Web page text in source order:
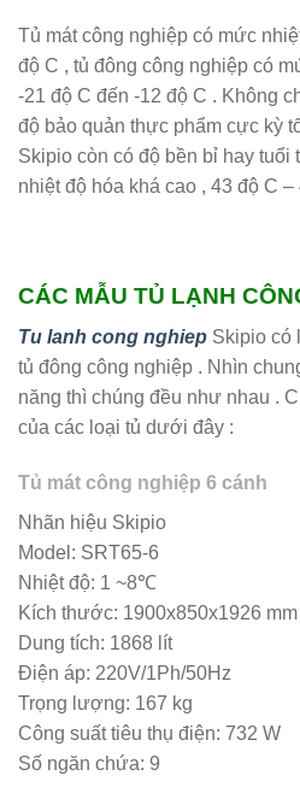
Tủ mát công nghiệp có mức
độ C , tủ đông công nghiệp có
-21 độ C đến -12 độ C . Không
độ bảo quản thực phẩm cực kỳ
Skipio còn có độ bền bỉ hay
nhiệt độ hóa khá cao , 43 độ C –
CÁC MẪU TỦ LẠNH
Tu lanh cong nghiep Skipio có
tủ đông công nghiệp . Nhìn
năng thì chúng đều như nhau .
của các loại tủ dưới đây :
Tủ mát công nghiệp 6 cánh
Nhãn hiệu Skipio
Model: SRT65-6
Nhiệt độ: 1 ~8℃
Kích thước: 1900x850x1926 mm
Dung tích: 1868 lít
Điện áp: 220V/1Ph/50Hz
Trọng lượng: 167 kg
Công suất tiêu thụ điện: 732 W
Số ngăn chứa: 9